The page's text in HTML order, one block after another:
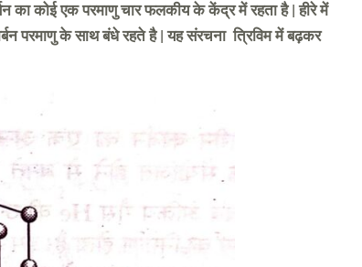
का कोई एक परमाणु चार फलकीय के केंद्र में रहता है | हीरे में
परमाणु के साथ बंधे रहते है | यह संरचना त्रिविम में बढ़कर